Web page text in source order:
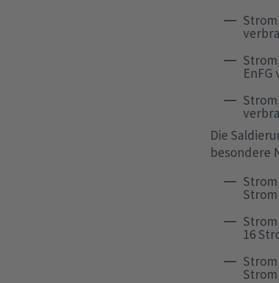
Die
besondere
16